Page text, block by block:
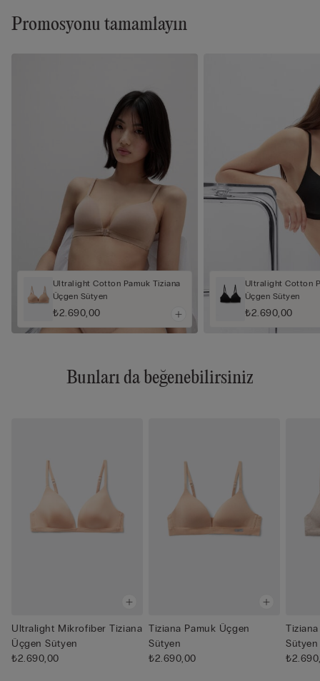
Promosyonu tamamlayın
Ultralight Cotton Pamuk Tiziana
Üçgen Sütyen
₺2.690,00
Ultralight Cotton
Üçgen Sütyen
₺2.690,00
Bunları da beğenebilirsiniz
Ultralight Mikrofiber Tiziana
Üçgen Sütyen
₺2.690,00
Tiziana Pamuk Üçgen
Sütyen
₺2.690,00
Sütyen